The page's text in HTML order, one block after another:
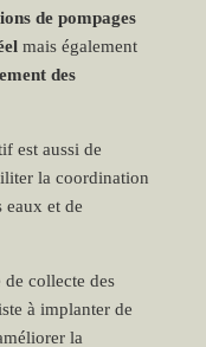
de pompages
mais également
des
est aussi de
la coordination
eaux et de
collecte des
à implanter de
la